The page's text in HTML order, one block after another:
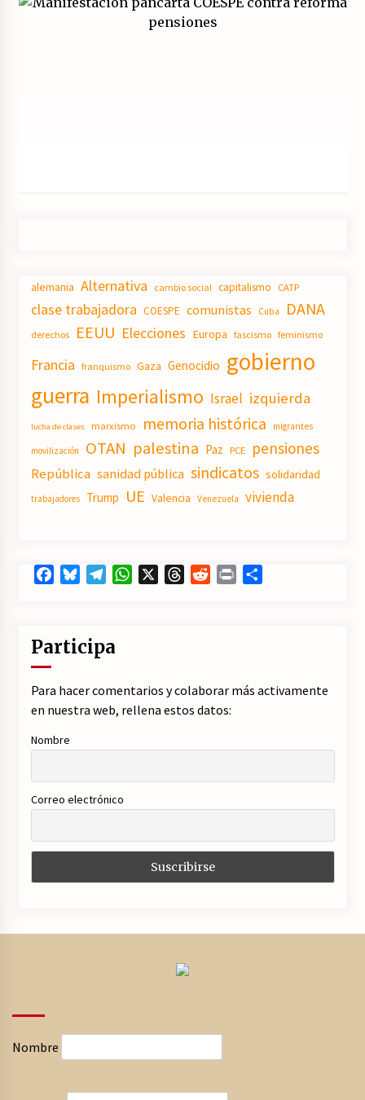
alemania Alternativa cambio social capitalismo CATP
clase trabajadora COESPE comunistas Cuba DANA
derechos EEUU Elecciones Europa fascismo feminismo
Francia franquismo Gaza Genocidio gobierno
guerra Imperialismo Israel izquierda
lucha de clases marxismo memoria histórica migrantes
movilización OTAN palestina Paz PCE pensiones
República sanidad pública sindicatos solidaridad
trabajadores Trump UE Valencia Venezuela vivienda
FacebookBlueskyTelegramWhatsApp ThreadsRedditPrint
Participa
Para hacer comentarios y colaborar más activamente
en nuestra web, rellena estos datos:
Nombre
Correo electrónico
Nombre